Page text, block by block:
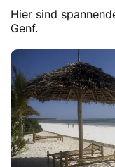
Hier sind
Genf.